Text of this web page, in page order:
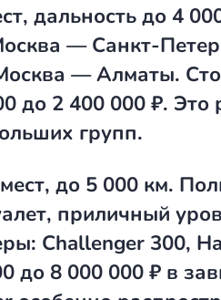
дальность до 4
— Санкт-
— Алматы.
до 2 400 000 ₽. Это
групп.
до 5 000 км.
приличный
Challenger 300,
до 8 000 000 ₽ в